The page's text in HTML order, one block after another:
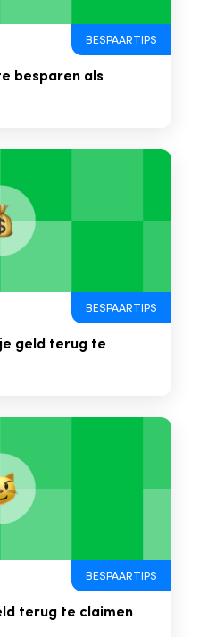
BESPAARTIPS
besparen als
BESPAARTIPS
geld terug te
BESPAARTIPS
terug te claimen